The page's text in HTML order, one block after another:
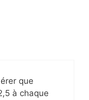
que
à chaque